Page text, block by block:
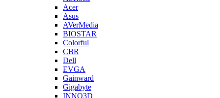
Acer
Asus
AVerMedia
BIOSTAR
Colorful
CBR
Dell
EVGA
Gainward
Gigabyte
INNO3D